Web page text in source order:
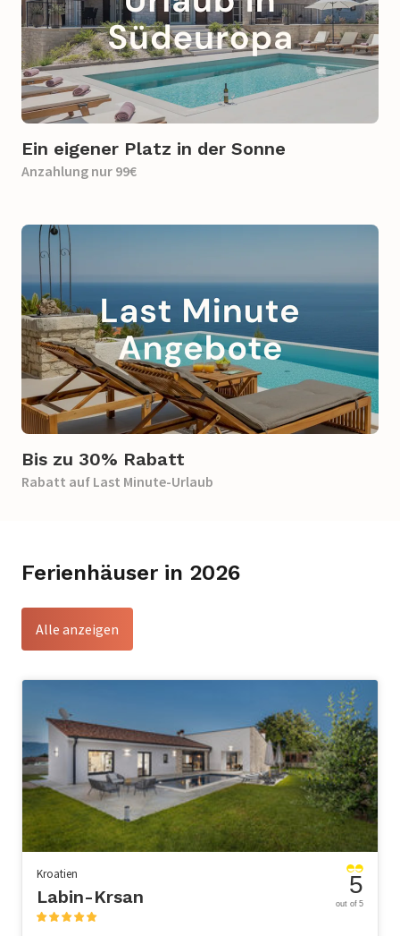
Ein eigener Platz in der Sonne
Anzahlung nur 99€
Bis zu 30% Rabatt
Rabatt auf Last Minute-Urlaub
Ferienhäuser in 2026
Alle anzeigen
Kroatien
Labin-Krsan 5
out of 5